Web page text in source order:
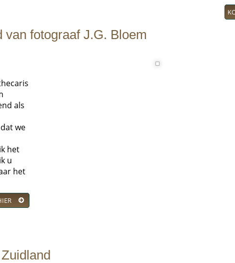
van fotograaf J.G. Bloem
als
we
het
u
het